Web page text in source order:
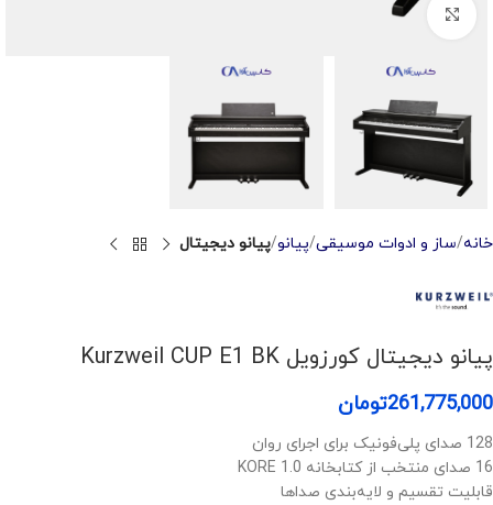
Click to enlarge
خانه ساز و ادوات موسیقی پیانو پیانو دیجیتال
پیانو دیجیتال کورزویل Kurzweil CUP E1 BK
261,775,000تومان
128 صدای پلی‌فونیک برای اجرای روان
16 صدای منتخب از کتابخانه KORE 1.0
قابلیت تقسیم و لایه‌بندی صداها